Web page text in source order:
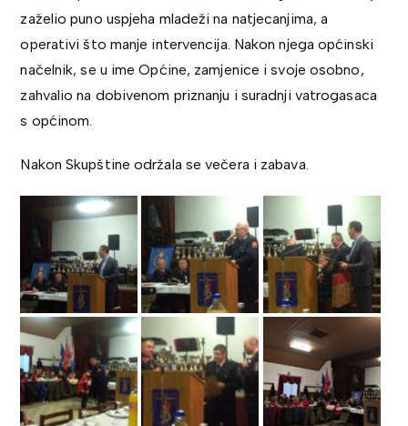
zaželio puno uspjeha mladeži na natjecanjima, a
operativi što manje intervencija. Nakon njega općinski
načelnik, se u ime Općine, zamjenice i svoje osobno,
zahvalio na dobivenom priznanju i suradnji vatrogasaca
s općinom.
Nakon Skupštine održala se večera i zabava.